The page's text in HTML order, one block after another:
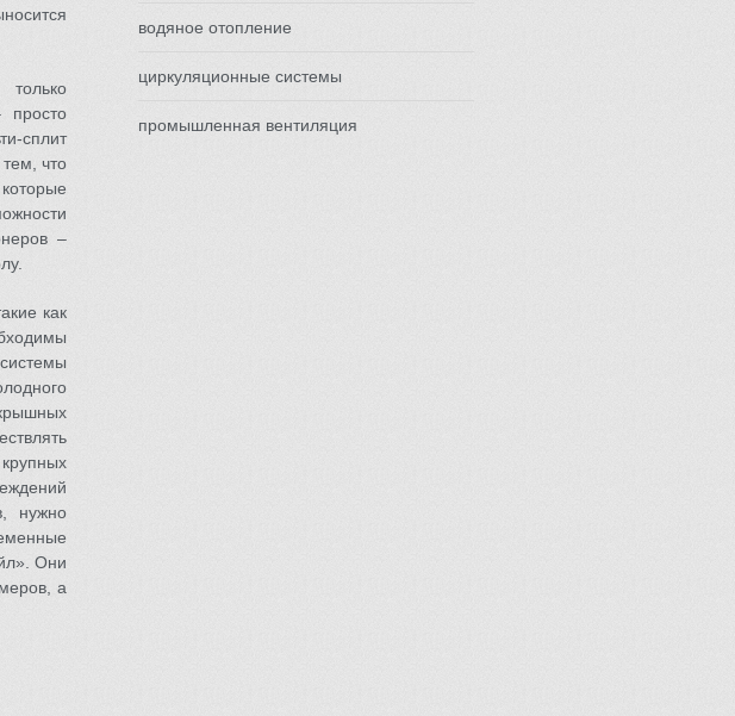
просто
сплит
что
–
как
нужно
Они
а
водяное отопление
циркуляционные системы
промышленная вентиляция